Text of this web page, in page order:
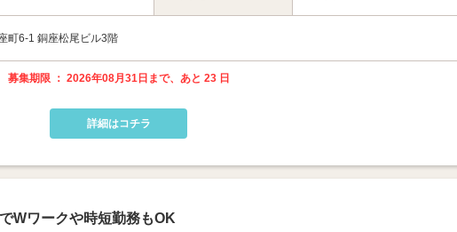
町6-1 銅座松尾ビル3階
募集期限 ： 2026年08月31日まで、あと 23 日
詳細はコチラ
Wワークや時短勤務もOK